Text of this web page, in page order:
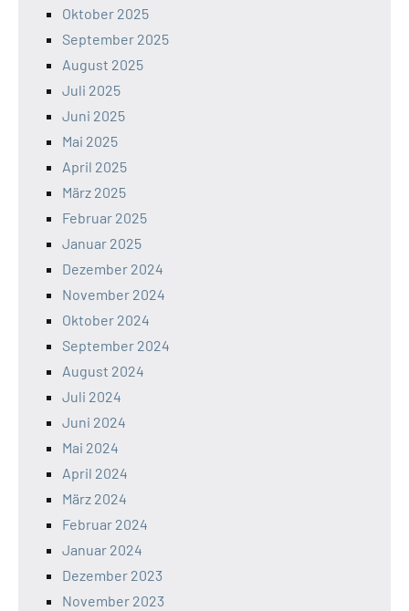
Oktober 2025
September 2025
August 2025
Juli 2025
Juni 2025
Mai 2025
April 2025
März 2025
Februar 2025
Januar 2025
Dezember 2024
November 2024
Oktober 2024
September 2024
August 2024
Juli 2024
Juni 2024
Mai 2024
April 2024
März 2024
Februar 2024
Januar 2024
Dezember 2023
November 2023